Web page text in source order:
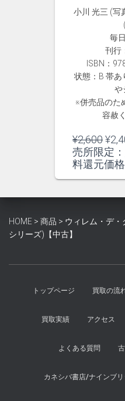
小川 光三 (写
毎
刊行
ISBN：
状態：B 帯あ
や
※併売品のた
容赦
¥2,600元
の
価
し
¥
売所限定
料還元価格
HOME > 商品 > ウィレム・デ・
シリーズ)【中古】
トップページ 買取の流
買取実績 アクセス
よくある質問
カネシバ書店/ナインブ